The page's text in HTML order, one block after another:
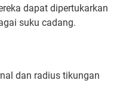
dapat dipertukarkan
suku cadang.
dan radius tikungan